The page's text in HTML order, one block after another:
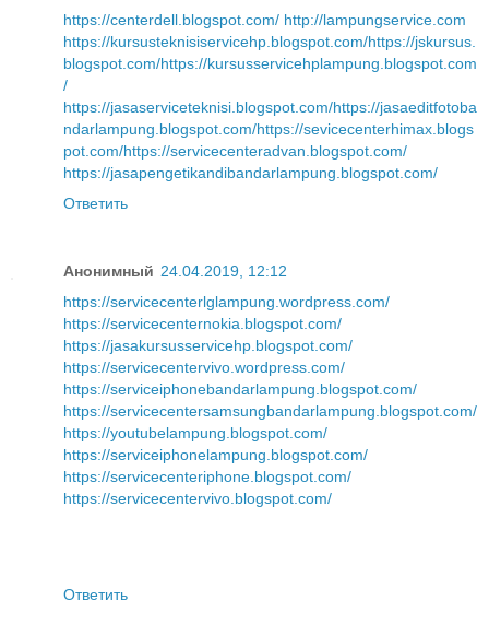
https://centerdell.blogspot.com/ http://lampungservice.com
https://kursusteknisiservicehp.blogspot.com/https://jskursus.
blogspot.com/https://kursusservicehplampung.blogspot.com
/
https://jasaserviceteknisi.blogspot.com/https://jasaeditfotoba
ndarlampung.blogspot.com/https://sevicecenterhimax.blogs
pot.com/https://servicecenteradvan.blogspot.com/
https://jasapengetikandibandarlampung.blogspot.com/
Ответить
Анонимный 24.04.2019, 12:12
https://servicecenterlglampung.wordpress.com/
https://servicecenternokia.blogspot.com/
https://jasakursusservicehp.blogspot.com/
https://servicecentervivo.wordpress.com/
https://serviceiphonebandarlampung.blogspot.com/
https://servicecentersamsungbandarlampung.blogspot.com/
https://youtubelampung.blogspot.com/
https://serviceiphonelampung.blogspot.com/
https://servicecenteriphone.blogspot.com/
https://servicecentervivo.blogspot.com/
Ответить